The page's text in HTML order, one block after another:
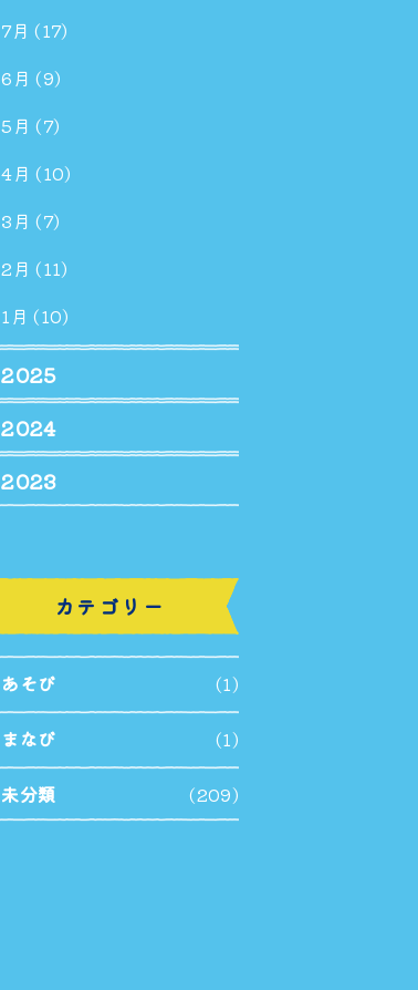
7月 (17)
6月 (9)
5月 (7)
4月 (10)
3月 (7)
2月 (11)
1月 (10)
2025
2024
2023
カテゴリー
あそび (1)
まなび (1)
未分類 (209)